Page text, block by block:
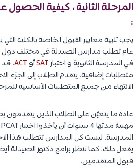
:
يجب تلبية معايير القبول الخاصة بالكلية
عام تطلب مدارس الصيدلة في مختلف دول
في المدرسة الثانوية و اختبارSATأوACT. قد
متطلبات إضافية. يتقدم الطلاب إلى الجزء
الانتهاء من جميع المتطلبات الأساسية
عادة ما يتعيّن على الطلاب الذين يتقدمون
المدرسة. ليست كل المدارس تتطلب هذا
قبول المتقدمين.